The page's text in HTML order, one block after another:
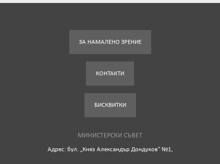
ЗА НАМАЛЕНО ЗРЕНИЕ
КОНТАКТИ
БИСКВИТКИ
МИНИСТЕРСКИ СЪВЕТ
Адрес: бул. „Княз Александър Дондуков“ №1,